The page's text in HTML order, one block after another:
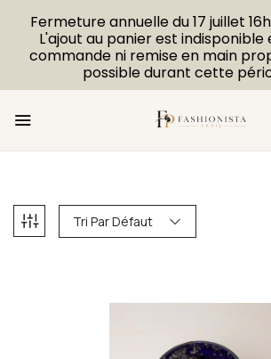
Tri Par Défaut
Fermeture annuelle du 17 juillet
L'ajout au panier est indisponible
commande ni remise en main
possible durant cette